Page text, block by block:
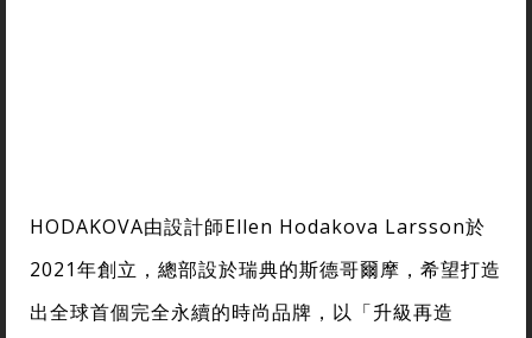
HODAKOVA由設計師Ellen Hodakova Larsson於
2021年創立，總部設於瑞典的斯德哥爾摩，希望打造
出全球首個完全永續的時尚品牌，以「升級再造